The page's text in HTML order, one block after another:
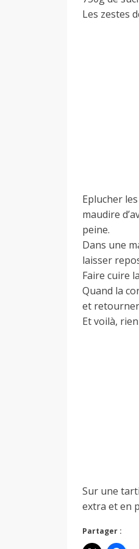
Les zestes
Eplucher
maudire
peine.
Dans une
laisser
Faire cuire
Quand la
et retourner
Et voilà,
Sur une
extra et en
Partager :